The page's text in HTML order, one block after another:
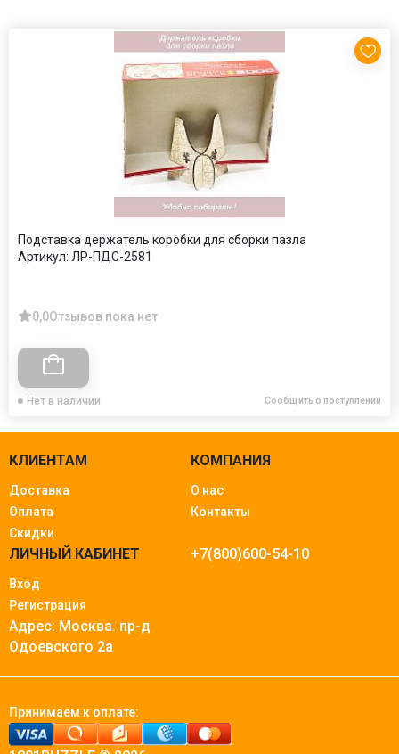
Подставка держатель коробки для сборки пазла
Артикул: ЛР-ПДС-2581
0,0Отзывов пока нет
Нет в наличии Сообщить о поступлении
КЛИЕНТАМ
Доставка
Оплата
Скидки
КОМПАНИЯ
О нас
Контакты
ЛИЧНЫЙ КАБИНЕТ
Вход
Регистрация
+7(800)600-54-10
Адрес: Москва. пр-д
Одоевского 2а
Принимаем к оплате: